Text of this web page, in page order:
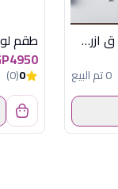
OX-PT2 طقم شاى 24 ق ازرق*ذهبى اكسفورد
0 تم البيع
0
(0)